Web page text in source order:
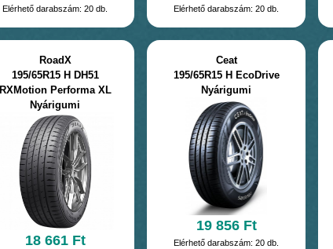
Elérhető darabszám: 20 db. Elérhető darabszám: 20 db.
RoadX
195/65R15 H DH51
RXMotion Performa XL
Nyárigumi
18 661 Ft
Ceat
195/65R15 H EcoDrive
Nyárigumi
19 856 Ft
Elérhető darabszám: 20 db.